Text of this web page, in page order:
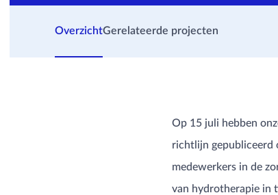
OverzichtGerelateerde projecten
Op 15 juli hebben
richtlijn gepubliceerd
medewerkers in de
van hydrotherapie in